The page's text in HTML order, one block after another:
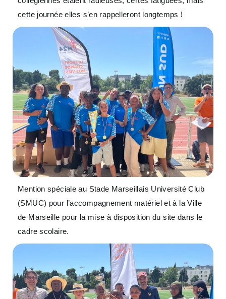
cette journée elles s’en rappelleront longtemps !
Mention spéciale au Stade Marseillais Université Club
(SMUC) pour l’accompagnement matériel et à la Ville
de Marseille pour la mise à disposition du site dans le
cadre scolaire.